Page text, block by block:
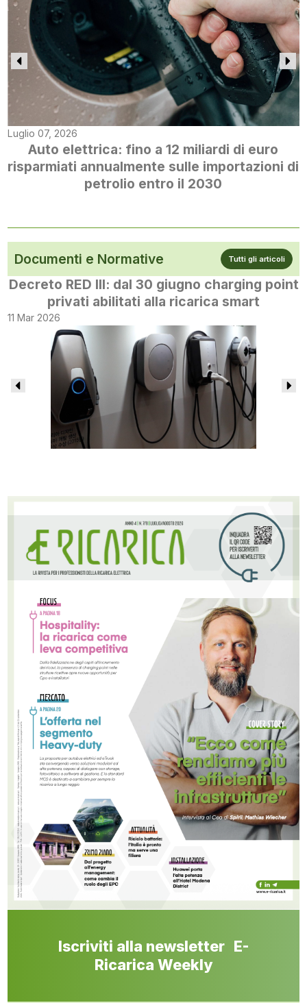
Luglio 07, 2026
Auto elettrica: fino a 12 miliardi di euro
risparmiati annualmente sulle importazioni di
petrolio entro il 2030
Documenti e Normative Tutti gli articoli
Decreto RED III: dal 30 giugno charging point
privati abilitati alla ricarica smart
11 Mar 2026
Iscriviti alla newsletter E-
Ricarica Weekly